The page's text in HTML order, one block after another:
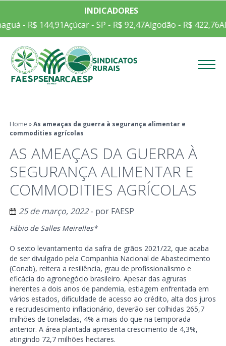
INDICADORES
- R$ 144,91Açúcar - SP - R$ 92,47Algodão - R$ 422,76
Home »As ameaças da guerra à segurança alimentar e
commodities agrícolas
AS AMEAÇAS DA GUERRA À
SEGURANÇA ALIMENTAR E
COMMODITIES AGRÍCOLAS
25 de março, 2022- por FAESP
Fábio de Salles Meirelles*
O sexto levantamento da safra de grãos 2021/22, que acaba
de ser divulgado pela Companhia Nacional de Abastecimento
(Conab), reitera a resiliência, grau de profissionalismo e
eficácia do agronegócio brasileiro. Apesar das agruras
inerentes a dois anos de pandemia, estiagem enfrentada em
vários estados, dificuldade de acesso ao crédito, alta dos juros
e recrudescimento inflacionário, deverão ser colhidas 265,7
milhões de toneladas, 4% a mais do que na temporada
anterior. A área plantada apresenta crescimento de 4,3%,
atingindo 72,7 milhões hectares.